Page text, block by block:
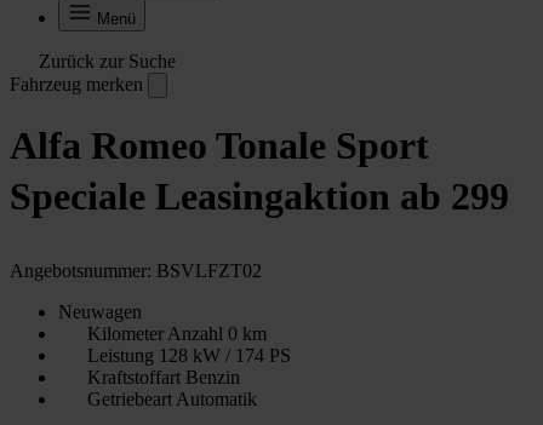
Menü
Zurück zur Suche
Fahrzeug merken
Alfa Romeo Tonale Sport
Speciale Leasingaktion ab 299
Angebotsnummer: BSVLFZT02
Neuwagen
Kilometer Anzahl 0 km
Leistung 128 kW / 174 PS
Kraftstoffart Benzin
Getriebeart Automatik